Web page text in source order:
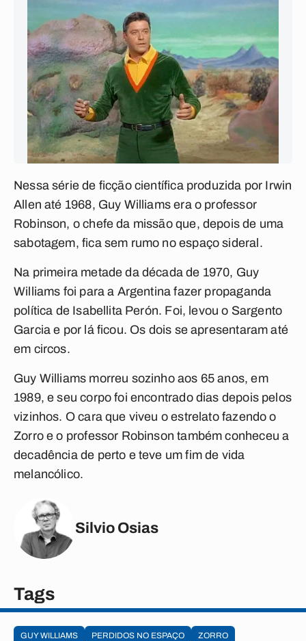
Nessa série de ficção científica produzida por Irwin
Allen até 1968, Guy Williams era o professor
Robinson, o chefe da missão que, depois de uma
sabotagem, fica sem rumo no espaço sideral.
Na primeira metade da década de 1970, Guy
Williams foi para a Argentina fazer propaganda
política de Isabellita Perón. Foi, levou o Sargento
Garcia e por lá ficou. Os dois se apresentaram até
em circos.
Guy Williams morreu sozinho aos 65 anos, em
1989, e seu corpo foi encontrado dias depois pelos
vizinhos. O cara que viveu o estrelato fazendo o
Zorro e o professor Robinson também conheceu a
decadência de perto e teve um fim de vida
melancólico.
Silvio Osias
Tags
GUY WILLIAMS PERDIDOS NO ESPAÇO ZORRO